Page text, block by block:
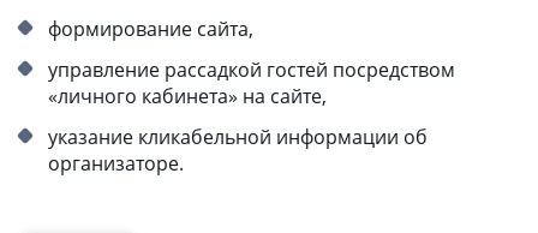
формирование сайта,
управление рассадкой гостей посредством
«личного кабинета» на сайте,
указание кликабельной информации об
организаторе.